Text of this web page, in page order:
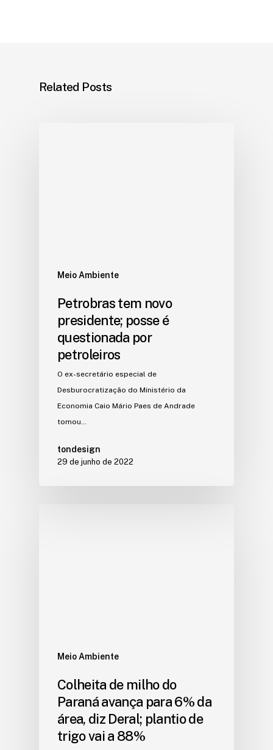
Related Posts
Meio Ambiente
Petrobras tem novo
presidente; posse é
questionada por
petroleiros
O ex-secretário especial de
Desburocratização do Ministério da
Economia Caio Mário Paes de Andrade
tomou…
tondesign
29 de junho de 2022
Meio Ambiente
Colheita de milho do
Paraná avança para 6% da
área, diz Deral; plantio de
trigo vai a 88%